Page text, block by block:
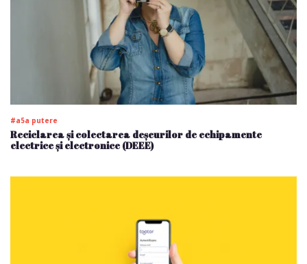
#a5a putere
Reciclarea și colectarea deșeurilor de echipamente
electrice și electronice (DEEE)